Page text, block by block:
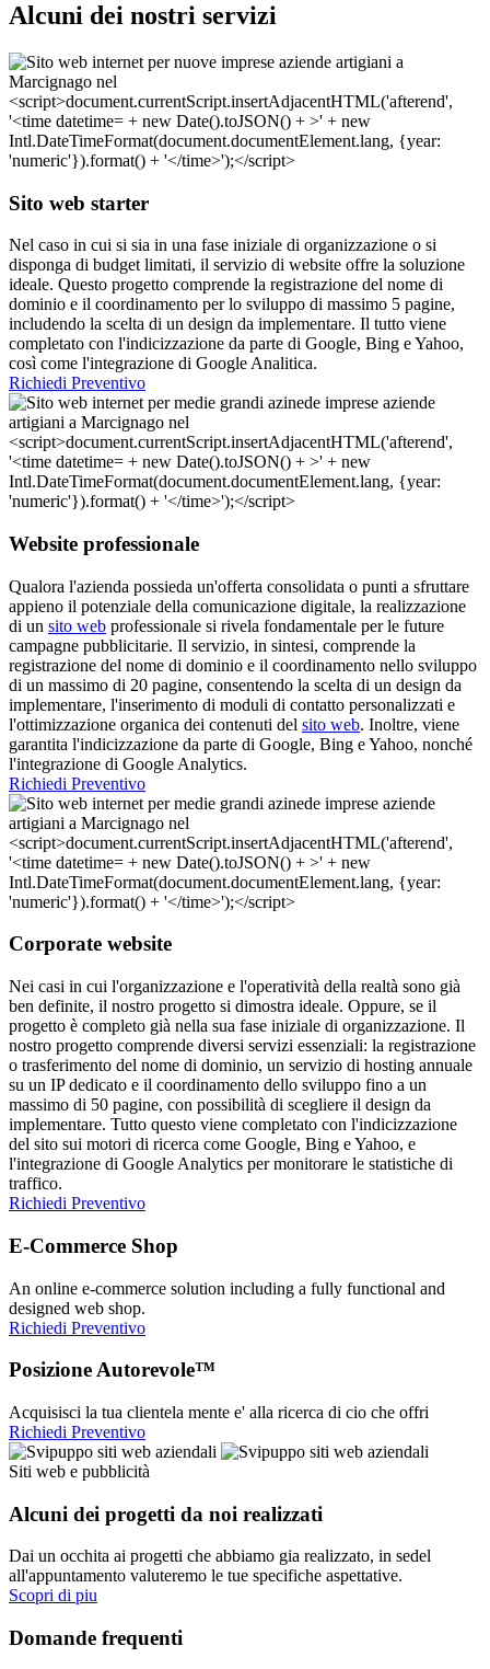
Alcuni dei nostri servizi
Sito web starter
Nel caso in cui si sia in una fase iniziale di organizzazione o si
disponga di budget limitati, il servizio di website offre la soluzione
ideale. Questo progetto comprende la registrazione del nome di
dominio e il coordinamento per lo sviluppo di massimo 5 pagine,
includendo la scelta di un design da implementare. Il tutto viene
completato con l'indicizzazione da parte di Google, Bing e Yahoo,
così come l'integrazione di Google Analitica.
Richiedi Preventivo
Website professionale
Qualora l'azienda possieda un'offerta consolidata o punti a sfruttare
appieno il potenziale della comunicazione digitale, la realizzazione
di un sito web professionale si rivela fondamentale per le future
campagne pubblicitarie. Il servizio, in sintesi, comprende la
registrazione del nome di dominio e il coordinamento nello sviluppo
di un massimo di 20 pagine, consentendo la scelta di un design da
implementare, l'inserimento di moduli di contatto personalizzati e
l'ottimizzazione organica dei contenuti del sito web. Inoltre, viene
garantita l'indicizzazione da parte di Google, Bing e Yahoo, nonché
l'integrazione di Google Analytics.
Richiedi Preventivo
Corporate website
Nei casi in cui l'organizzazione e l'operatività della realtà sono già
ben definite, il nostro progetto si dimostra ideale. Oppure, se il
progetto è completo già nella sua fase iniziale di organizzazione. Il
nostro progetto comprende diversi servizi essenziali: la registrazione
o trasferimento del nome di dominio, un servizio di hosting annuale
su un IP dedicato e il coordinamento dello sviluppo fino a un
massimo di 50 pagine, con possibilità di scegliere il design da
implementare. Tutto questo viene completato con l'indicizzazione
del sito sui motori di ricerca come Google, Bing e Yahoo, e
l'integrazione di Google Analytics per monitorare le statistiche di
traffico.
Richiedi Preventivo
E-Commerce Shop
An online e-commerce solution including a fully functional and
designed web shop.
Richiedi Preventivo
Posizione Autorevole™
Acquisisci la tua clientela mente e' alla ricerca di cio che offri
Richiedi Preventivo
Siti web e pubblicità
Alcuni dei progetti da noi realizzati
Dai un occhita ai progetti che abbiamo gia realizzato, in sedel
all'appuntamento valuteremo le tue specifiche aspettative.
Scopri di piu
Domande frequenti